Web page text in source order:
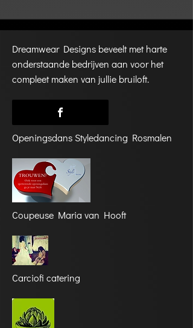
Dreamwear Designs beveelt met harte
onderstaande bedrijven aan voor het
compleet maken van jullie bruiloft.
Openingsdans Styledancing Rosmalen
Coupeuse Maria van Hooft
Carciofi catering